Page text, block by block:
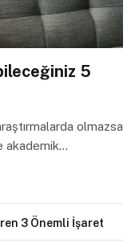
5
olmazsa
akademik…
3 Önemli İşaret